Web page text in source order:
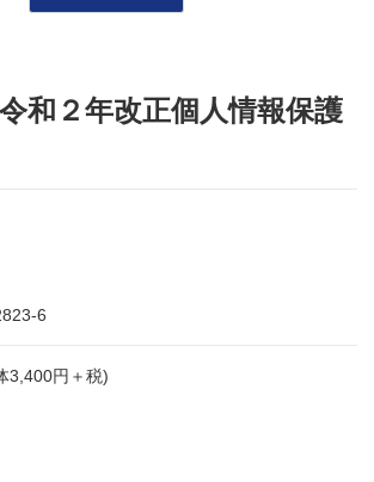
和２年改正個人情報保護
6
3,400円＋税)